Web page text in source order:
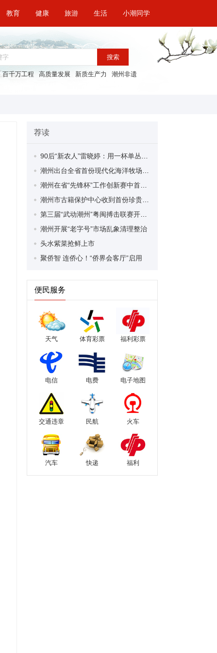
教育 健康 旅游 生活 小潮同学
搜索
百千万工程 高质量发展 新质生产力 潮州非遗
荐读
潮州开展“老字号”市场乱象清理整治
头水紫菜抢鲜上市
聚侨智 连侨心！“侨界会客厅”启用
便民服务
天气 体育彩票 福利彩票
电信 电费 电子地图
交通违章 民航 火车
汽车 快递 福利